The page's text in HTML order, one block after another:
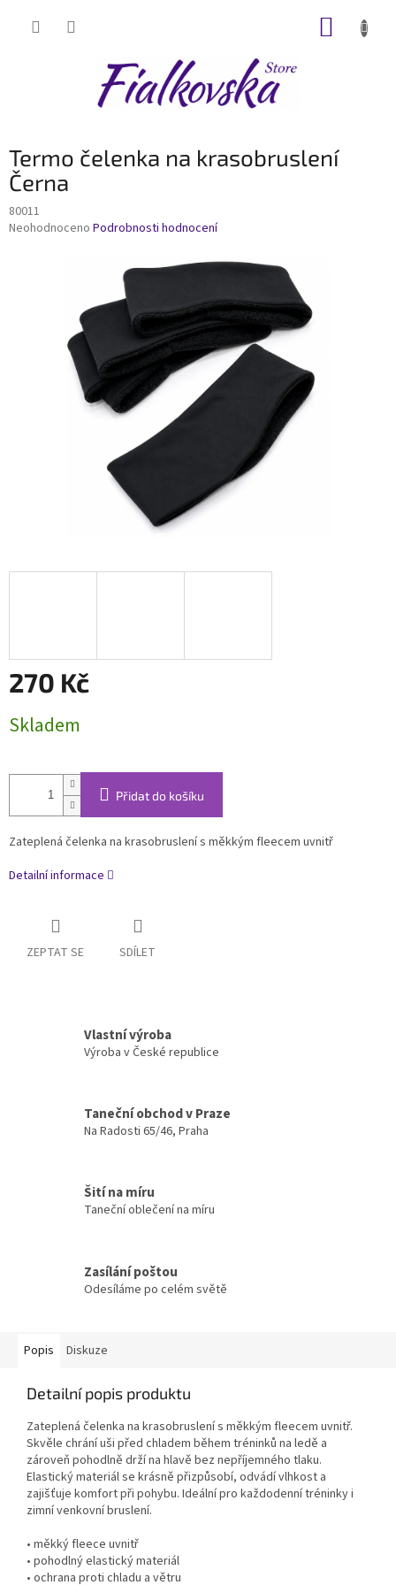
Termo čelenka na krasobruslení
Černa
80011
Průměrné
Neohodnoceno Podrobnosti hodnocení
270 Kč
cena:
Skladem
Přidat do košíku
Zateplená čelenka na krasobruslení s měkkým fleecem uvnitř
Detailní informace
ZEPTAT SE SDÍLET
Vlastní výroba
Výroba v České republice
Taneční obchod v Praze
Na Radosti 65/46, Praha
Šití na míru
Taneční oblečení na míru
Zasílání poštou
Odesíláme po celém světě
Popis Diskuze
Detailní popis produktu
Zateplená čelenka na krasobruslení s měkkým fleecem uvnitř.
Skvěle chrání uši před chladem během tréninků na ledě a
zároveň pohodlně drží na hlavě bez nepříjemného tlaku.
Elastický materiál se krásně přizpůsobí, odvádí vlhkost a
zajišťuje komfort při pohybu. Ideální pro každodenní tréninky i
zimní venkovní bruslení.
• měkký fleece uvnitř
• pohodlný elastický materiál
• ochrana proti chladu a větru